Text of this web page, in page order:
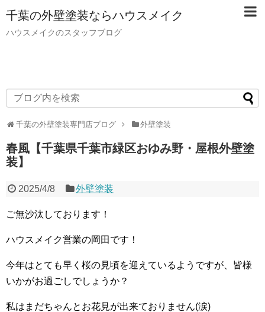
千葉の外壁塗装ならハウスメイク
ハウスメイクのスタッフブログ
千葉の外壁塗装専門店ブログ 外壁塗装
春風【千葉県千葉市緑区おゆみ野・屋根外壁塗
装】
2025/4/8 外壁塗装
ご無沙汰しております！
ハウスメイク営業の岡田です！
今年はとても早く桜の見頃を迎えているようですが、皆様
いかがお過ごしでしょうか？
私はまだちゃんとお花見が出来ておりません(涙)